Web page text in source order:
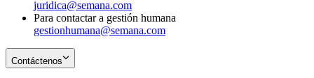
juridica@semana.com
Para contactar a gestión humana
gestionhumana@semana.com
Contáctenos